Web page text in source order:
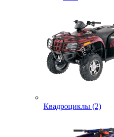
Квадроциклы (2)